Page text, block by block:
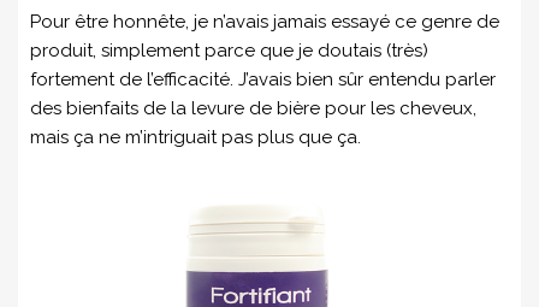
Pour être honnête, je n’avais jamais essayé ce genre de
produit, simplement parce que je doutais (très)
fortement de l’efficacité. J’avais bien sûr entendu parler
des bienfaits de la levure de bière pour les cheveux,
mais ça ne m’intriguait pas plus que ça.